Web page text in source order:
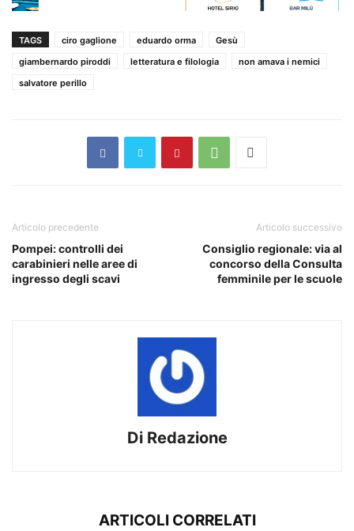
TAGS ciro gaglione eduardo orma
Gesù
giambernardo piroddi
letteratura e filologia
non amava i nemici
salvatore perillo
Articolo precedente
Pompei: controlli dei
carabinieri nelle aree di
ingresso degli scavi
Articolo successivo
Consiglio regionale: via al
concorso della Consulta
femminile per le scuole
Di Redazione
ARTICOLI CORRELATI